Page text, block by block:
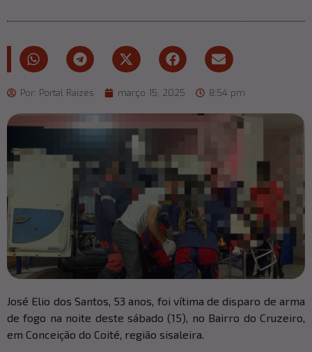
Por: Portal Raizes março 15, 2025 8:54 pm
José Elio dos Santos, 53 anos, foi vítima de disparo de arma
de fogo na noite deste sábado (15), no Bairro do Cruzeiro,
em Conceição do Coité, região sisaleira.